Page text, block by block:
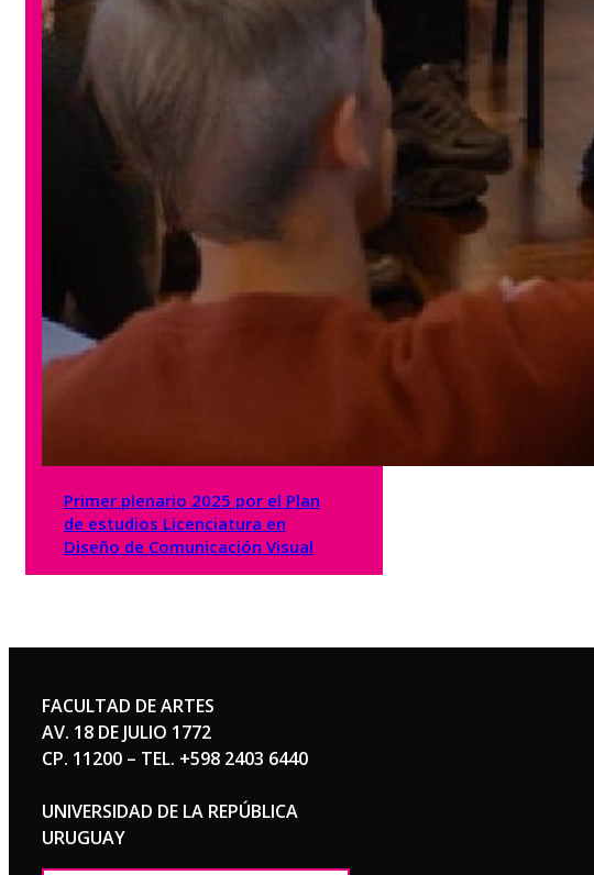
Primer plenario 2025 por el Plan
de estudios Licenciatura en
Diseño de Comunicación Visual
FACULTAD DE ARTES
AV. 18 DE JULIO 1772
CP. 11200 – TEL. +598 2403 6440
UNIVERSIDAD DE LA REPÚBLICA
URUGUAY